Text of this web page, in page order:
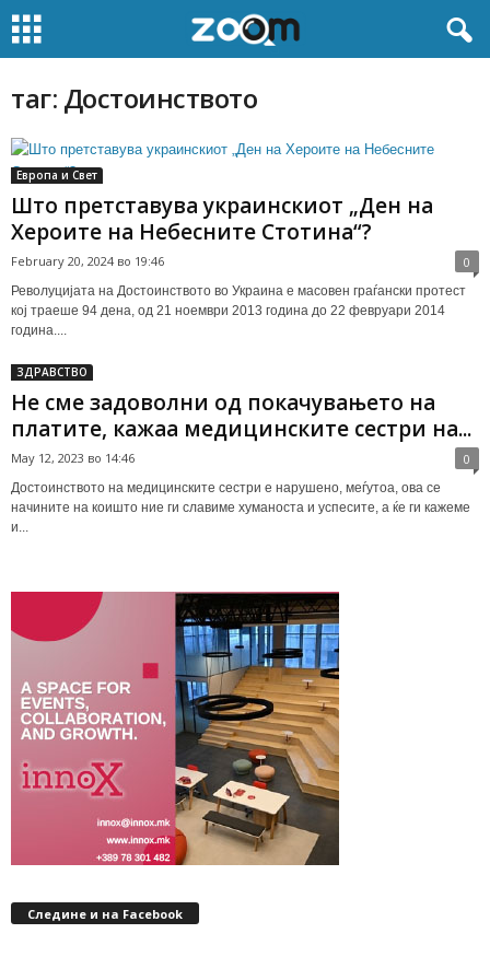
таг: Достоинството
Европа и Свет
Што претставува украинскиот „Ден на
Хероите на Небесните Стотина“?
February 20, 2024 во 19:46 0
Револуцијата на Достоинството во Украина е масовен граѓански протест
кој траеше 94 дена, од 21 ноември 2013 година до 22 февруари 2014
година....
ЗДРАВСТВО
Не сме задоволни од покачувањето на
платите, кажаа медицинските сестри на...
May 12, 2023 во 14:46 0
Достоинството на медицинските сестри е нарушено, меѓутоа, ова се
начините на коишто ние ги славиме хуманоста и успесите, а ќе ги кажеме
и...
Следине и на Facebook